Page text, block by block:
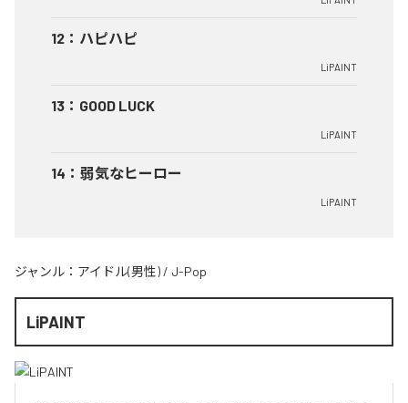
12 ： ハピハピ
LiPAINT
13 ： GOOD LUCK
LiPAINT
14 ： 弱気なヒーロー
LiPAINT
ジャンル： アイドル(男性) / J-Pop
LiPAINT